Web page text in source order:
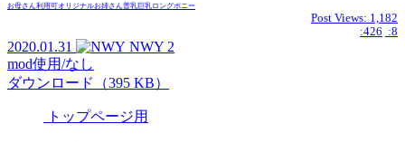
お母さん 利用可オリジナルお姉さん 普乳 巨乳 ロングポニー
Post Views: 1,182
:426 :8
2020.01.31 NWY 2
mod使用/なし
ダウンロード（395 KB）
トップページ用